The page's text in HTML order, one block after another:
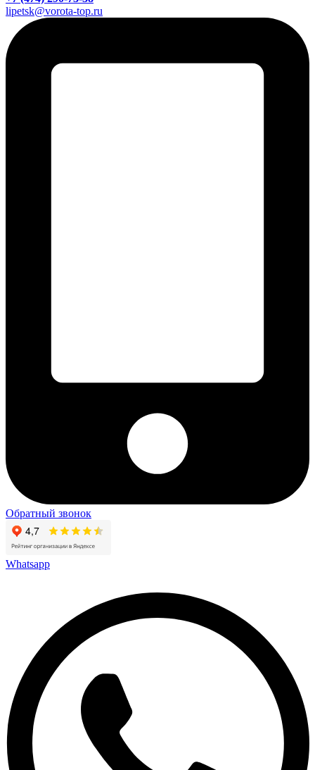
lipetsk@vorota-top.ru
Обратный звонок
Whatsapp